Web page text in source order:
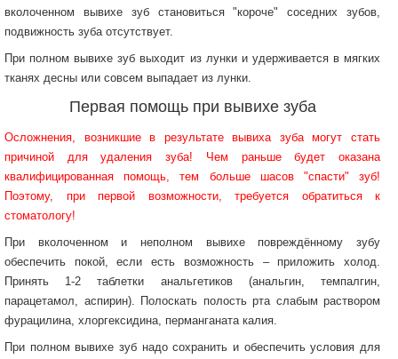
вколоченном вывихе зуб становиться "короче" соседних зубов,
подвижность зуба отсутствует.
При полном вывихе зуб выходит из лунки и удерживается в мягких
тканях десны или совсем выпадает из лунки.
Первая помощь при вывихе зуба
Осложнения, возникшие в результате вывиха зуба могут стать
причиной для удаления зуба! Чем раньше будет оказана
квалифицированная помощь, тем больше шасов "спасти" зуб!
Поэтому, при первой возможности, требуется обратиться к
стоматологу!
При вколоченном и неполном вывихе повреждённому зубу
обеспечить покой, если есть возможность – приложить холод.
Принять 1-2 таблетки анальгетиков (анальгин, темпалгин,
парацетамол, аспирин). Полоскать полость рта слабым раствором
фурацилина, хлоргексидина, перманганата калия.
При полном вывихе зуб надо сохранить и обеспечить условия для